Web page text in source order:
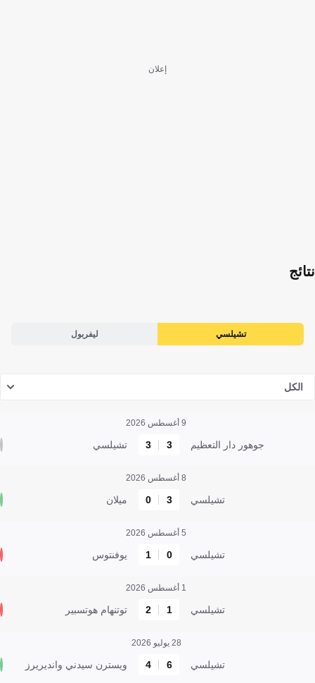
إعلان
نتائج
تشيلسي ليفربول
الكل
9 أغسطس 2026
جوهور دار التعظيم 3
3 تشيلسي
8 أغسطس 2026
تشيلسي 3
0 ميلان
5 أغسطس 2026
تشيلسي 0
1 يوفنتوس
1 أغسطس 2026
تشيلسي 1
2 توتنهام هوتسبير
28 يوليو 2026
تشيلسي 6
4 ويسترن سيدني وانديريرز